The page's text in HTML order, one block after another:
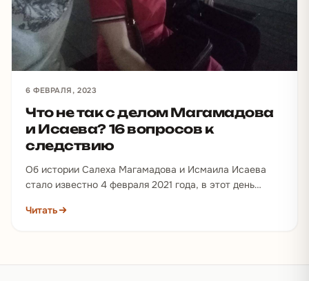
6 ФЕВРАЛЯ, 2023
Что не так с делом Магамадова
и Исаева? 16 вопросов к
следствию
Об истории Салеха Магамадова и Исмаила Исаева
стало известно 4 февраля 2021 года, в этот день
Читать